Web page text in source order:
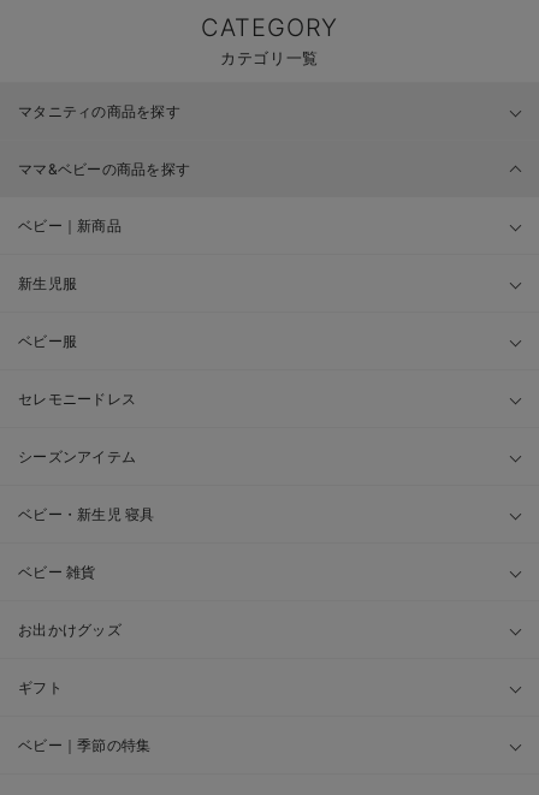
CATEGORY
カテゴリ一覧
マタニティの商品を探す
ママ&ベビーの商品を探す
ベビー｜新商品
新生児服
ベビー服
セレモニードレス
シーズンアイテム
ベビー・新生児 寝具
ベビー 雑貨
お出かけグッズ
ギフト
ベビー｜季節の特集